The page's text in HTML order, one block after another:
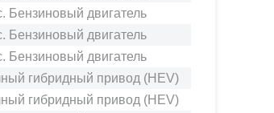
Бензиновый двигатель
Бензиновый двигатель
Бензиновый двигатель
гибридный привод (HEV)
гибридный привод (HEV)